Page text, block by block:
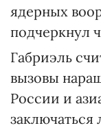
ядерных
подчеркнул
Габриэль
вызовы
России и